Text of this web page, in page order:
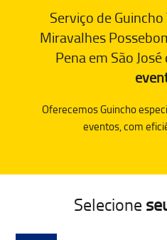
Serviço de
Miravalhes
Pena em São
Oferecemos Guincho
eventos, com
Selecione